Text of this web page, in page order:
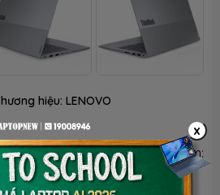
hiệu: LENOVO
(Đã có VAT) Tiết kiệm:
x